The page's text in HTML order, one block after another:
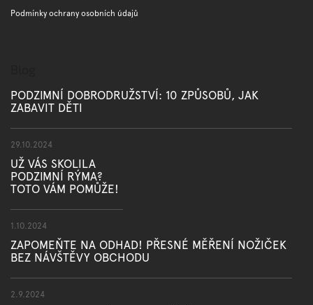
Podmínky ochrany osobních údajů
PODZIMNÍ DOBRODRUŽSTVÍ: 10 ZPŮSOBŮ, JAK
ZABAVIT DĚTI
29.10.2024
UŽ VÁS SKOLILA
PODZIMNÍ RÝMA?
TOTO VÁM POMŮŽE!
1.10.2024
ZAPOMEŇTE NA ODHAD! PŘESNÉ MĚŘENÍ NOŽIČEK
BEZ NÁVŠTĚVY OBCHODU
2.9.2024